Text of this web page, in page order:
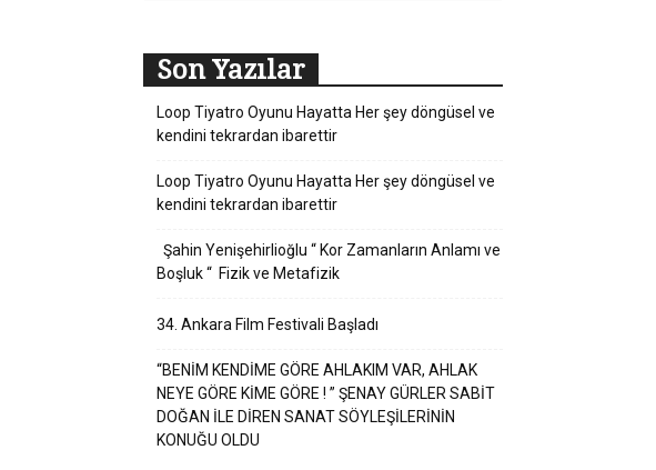
Son Yazılar
Loop Tiyatro Oyunu Hayatta Her şey döngüsel ve
kendini tekrardan ibarettir
Loop Tiyatro Oyunu Hayatta Her şey döngüsel ve
kendini tekrardan ibarettir
Şahin Yenişehirlioğlu “ Kor Zamanların Anlamı ve
Boşluk “ Fizik ve Metafizik
34. Ankara Film Festivali Başladı
“BENİM KENDİME GÖRE AHLAKIM VAR, AHLAK
NEYE GÖRE KİME GÖRE ! ” ŞENAY GÜRLER SABİT
DOĞAN İLE DİREN SANAT SÖYLEŞİLERİNİN
KONUĞU OLDU